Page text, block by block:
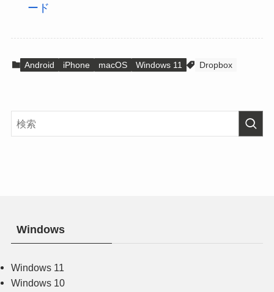
ード
Android iPhone macOS Windows 11 Dropbox
Windows
Windows 11
Windows 10